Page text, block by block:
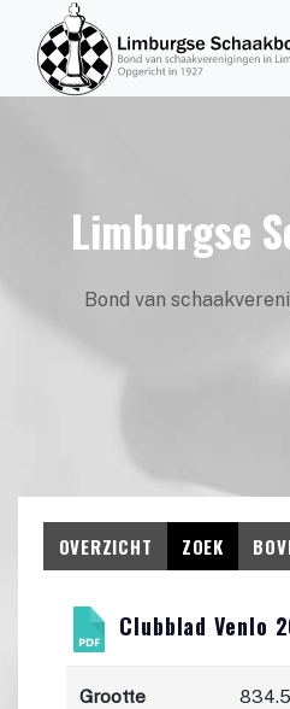
Limburgse
Bond van
OVERZICHT ZOEK
Clubblad Venlo
Grootte